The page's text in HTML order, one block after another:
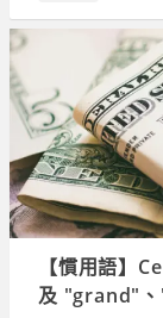
【慣用語】
及 "grand"、